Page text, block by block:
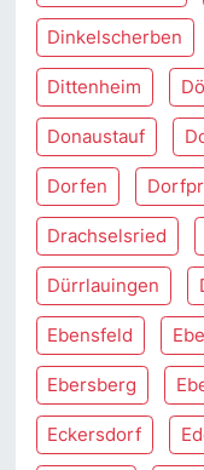
Dinkelscherben
Dittenheim
Donaustauf
Dorfen
Drachselsried
Dürrlauingen
Ebensfeld
Ebersberg
Eckersdorf